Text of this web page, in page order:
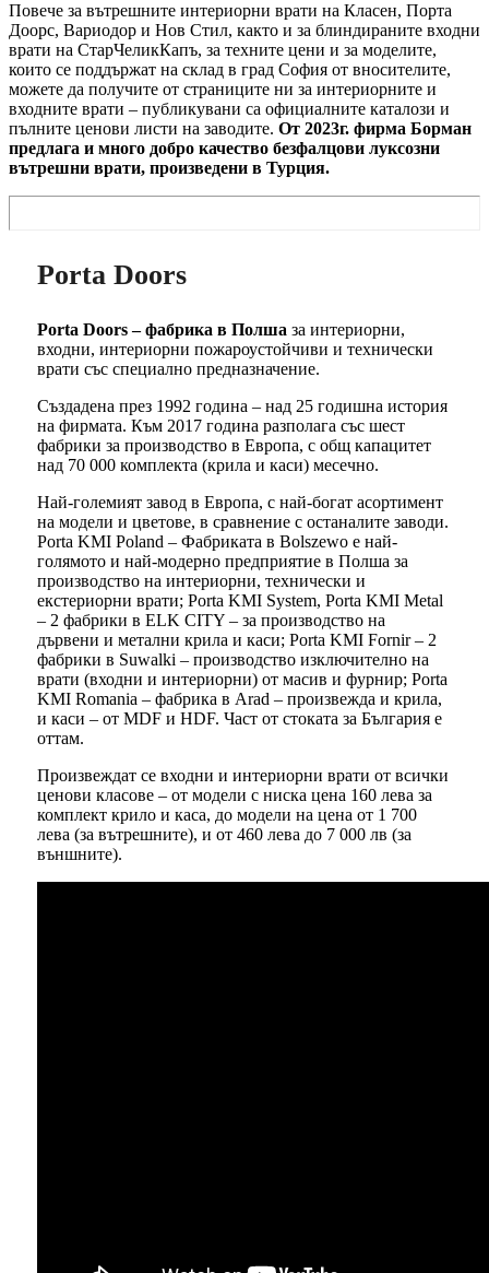
Повече за вътрешните интериорни врати на Класен, Порта
Доорс, Вариодор и Нов Стил, както и за блиндираните входни
врати на СтарЧеликКапъ, за техните цени и за моделите,
които се поддържат на склад в град София от вносителите,
можете да получите от страниците ни за интериорните и
входните врати – публикувани са официалните каталози и
пълните ценови листи на заводите. От 2023г. фирма Борман
предлага и много добро качество безфалцови луксозни
вътрешни врати, произведени в Турция.
Porta Doors
Porta Doors – фабрика в Полша за интериорни,
входни, интериорни пожароустойчиви и технически
врати със специално предназначение.
Създадена през 1992 година – над 25 годишна история
на фирмата. Към 2017 година разполага със шест
фабрики за производство в Европа, с общ капацитет
над 70 000 комплекта (крила и каси) месечно.
Най-големият завод в Европа, с най-богат асортимент
на модели и цветове, в сравнение с останалите заводи.
Porta KMI Poland – Фабриката в Bolszewo е най-
голямото и най-модерно предприятие в Полша за
производство на интериорни, технически и
екстериорни врати; Porta KMI System, Porta KMI Metal
– 2 фабрики в ELK CITY – за производство на
дървени и метални крила и каси; Porta KMI Fornir – 2
фабрики в Suwalki – производство изключително на
врати (входни и интериорни) от масив и фурнир; Porta
KMI Romania – фабрика в Arad – произвежда и крила,
и каси – от MDF и HDF. Част от стоката за България е
оттам.
Произвеждат се входни и интериорни врати от всички
ценови класове – от модели с ниска цена 160 лева за
комплект крило и каса, до модели на цена от 1 700
лева (за вътрешните), и от 460 лева до 7 000 лв (за
външните).